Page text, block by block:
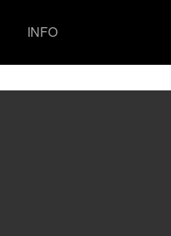
INFO